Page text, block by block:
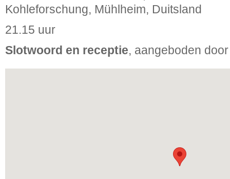
Kohleforschung, Mühlheim, Duitsland
21.15 uur
Slotwoord en receptie, aangeboden